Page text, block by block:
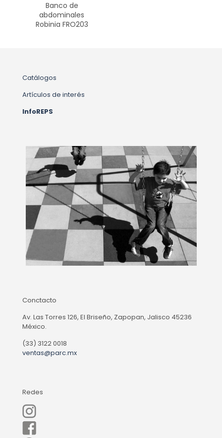
Banco de
abdominales
Robinia FRO203
Catálogos
Artículos de interés
InfoREPS
Conctacto
Av. Las Torres 126, El Briseño, Zapopan, Jalisco 45236
México.
(33) 3122 0018
ventas@parc.mx
Redes